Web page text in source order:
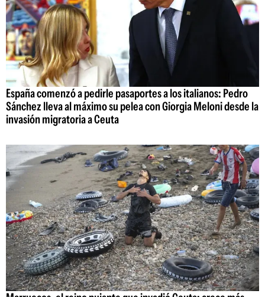
España comenzó a pedirle pasaportes a los italianos: Pedro
Sánchez lleva al máximo su pelea con Giorgia Meloni desde la
invasión migratoria a Ceuta